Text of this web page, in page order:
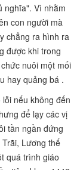
nghĩa". Vì nhằm
con người mà
chẳng ra hình ra
được khi trong
nuôi một mối
hay quảng bá .
nếu không đến
để lạy các vị
tần ngần đứng
Lương thế
quá trình giáo